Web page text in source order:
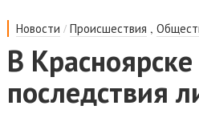
Новости /Происшествия ,
В
последствия